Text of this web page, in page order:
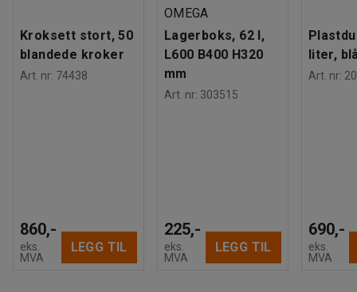
Kroksett stort, 50
blandede kroker
Art. nr: 74438
860,-
eks.
MVA
LEGG TIL
OMEGA
Lagerboks, 62 l,
L600 B400 H320
mm
Art. nr: 303515
225,-
eks.
MVA
LEGG TIL
liter,
Art. nr:
690,-
eks.
MVA